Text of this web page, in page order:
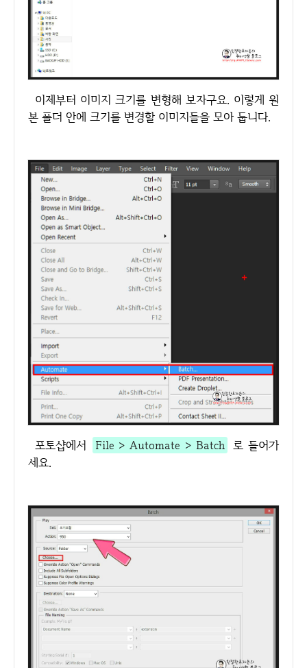
이제부터 이미지 크기를 변형해 보자구요. 이렇게 원
본 폴더 안에 크기를 변경할 이미지들을 모아 둡니다.
포토샵에서 File > Automate > Batch 로 들어가
세요.